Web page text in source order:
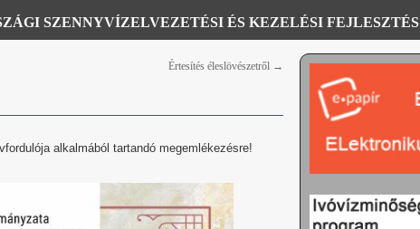
SZENNYVÍZELVEZETÉSI ÉS KEZELÉSI FEJLESZTÉS
Értesítés éleslövészetről →
alkalmából tartandó megemlékezésre!